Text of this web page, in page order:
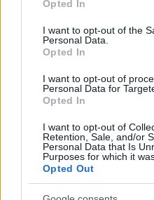
use your data for below
consent section.
Opted In
I want to opt-out of the
Personal Data.
Opted In
I want to opt-out of
Personal Data for
Opted In
I want to opt-out of
Retention, Sale, and/or
Personal Data that Is
Purposes for which it
Opted Out
eleve kérdéses volt. Bár
tisztességesen helytállt
rajthelyet szerezte
nem tette lehetővé a
FORMA-1
trükkjén